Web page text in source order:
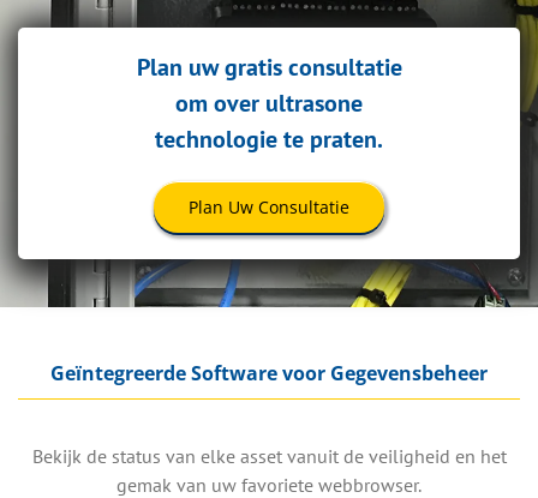
Plan uw gratis consultatie
om over ultrasone
technologie te praten.
Plan Uw Consultatie
Geïntegreerde Software voor Gegevensbeheer
Bekijk de status van elke asset vanuit de veiligheid en het
gemak van uw favoriete webbrowser.